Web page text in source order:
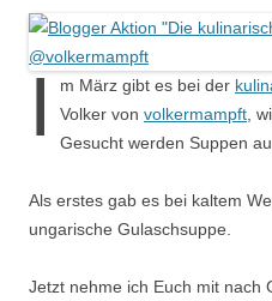
I m März gibt es bei der
Volker von volkermampft ,
Gesucht werden Suppen
Als erstes gab es bei kaltem
ungarische Gulaschsuppe.
Jetzt nehme ich Euch mit nach